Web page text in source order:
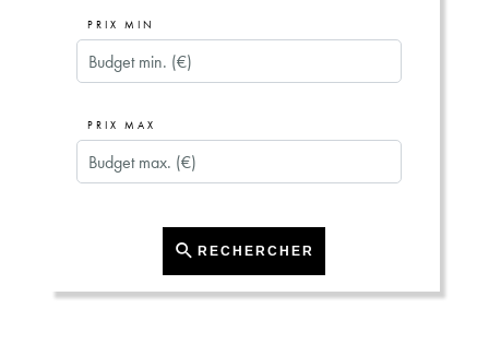
PRIX MIN
PRIX MAX
RECHERCHER